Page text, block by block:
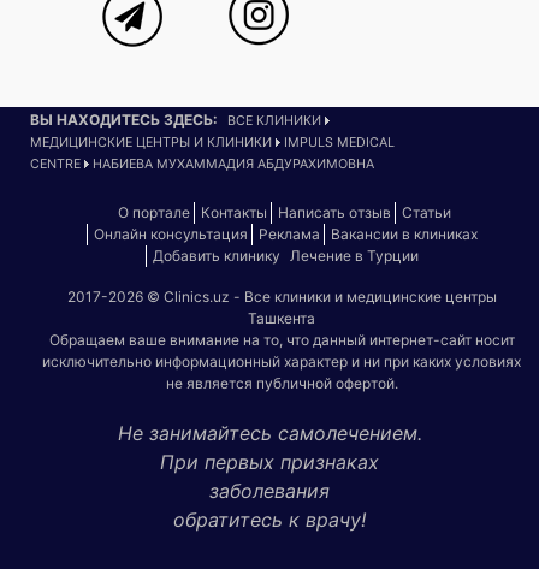
ВЫ НАХОДИТЕСЬ ЗДЕСЬ:
ВСЕ КЛИНИКИ
МЕДИЦИНСКИЕ ЦЕНТРЫ И КЛИНИКИ
IMPULS MEDICAL
CENTRE
НАБИЕВА МУХАММАДИЯ АБДУРАХИМОВНА
О портале Контакты Написать отзыв
Статьи
Онлайн консультация
Реклама
Вакансии в клиниках
Добавить клинику
Лечение в Турции
2017-2026 © Clinics.uz - Все клиники и медицинские центры
Ташкента
Обращаем ваше внимание на то, что данный интернет-сайт носит
исключительно информационный характер и ни при каких условиях
не является публичной офертой.
Не занимайтесь самолечением.
При первых признаках
заболевания
обратитесь к врачу!